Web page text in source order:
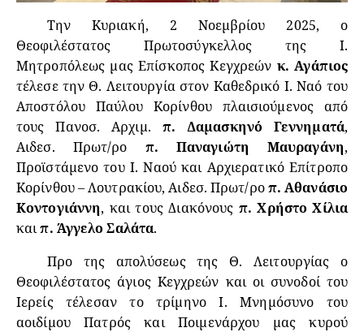
Την Κυριακή, 2 Νοεμβρίου 2025, ο
Θεοφιλέστατος Πρωτοσύγκελλος της Ι.
Μητροπόλεως μας Επίσκοπος Κεγχρεών κ. Αγάπιος
τέλεσε την Θ. Λειτουργία στον Καθεδρικό Ι. Ναό του
Αποστόλου Παύλου Κορίνθου πλαισιούμενος από
τους Πανοσ. Αρχιμ. π. Δαμασκηνό Γεννηματά,
Αιδεσ. Πρωτ/ρο π. Παναγιώτη Μαυραγάνη,
Προϊστάμενο του Ι. Ναού και Αρχιερατικό Επίτροπο
Κορίνθου – Λουτρακίου, Αιδεσ. Πρωτ/ροπ. Αθανάσιο
Κοντογιάννη, και τους Διακόνους π. Χρήστο Χίλια
καιπ. Άγγελο Σαλάτα.
Προ της απολύσεως της Θ. Λειτουργίας ο
Θεοφιλέστατος άγιος Κεγχρεών και οι συνοδοί του
Ιερείς τέλεσαν το τρίμηνο Ι. Μνημόσυνο του
αοιδίμου Πατρός και Ποιμενάρχου μας κυρού